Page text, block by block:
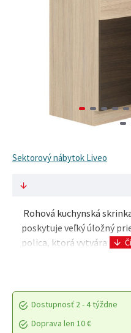
Sektorový nábytok Liveo
Rohová kuchynská
poskytuje veľký úložný
polica, ktorá vytvára dva
Dostupnosť 2 - 4 týždne
Doprava len 10 €